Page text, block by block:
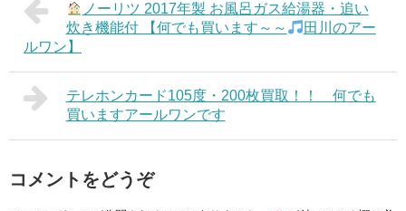
ノーリツ 2017年製 お風呂ガス給湯器・追い
炊き機能付 【何でも買います～～
田川のアー
ルワン】
テレホンカード105度・200枚買取！！ 何でも
買いますアールワンです
コメントをどうぞ